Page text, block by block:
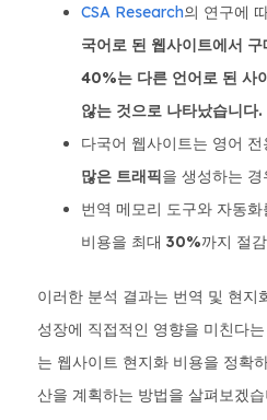
CSA Research의 연구에
국어로 된 웹사이트에서
40%는 다른 언어로 된 사
않는 것으로 나타났습니다.
다국어 웹사이트는 영어
많은 트래픽을 생성하는
번역 메모리 도구와 자동
비용을 최대 30%까지 절
이러한 분석 결과는 번역 및 현지
성장에 직접적인 영향을 미친다
는 웹사이트 현지화 비용을 정확
산을 계획하는 방법을 살펴보겠습